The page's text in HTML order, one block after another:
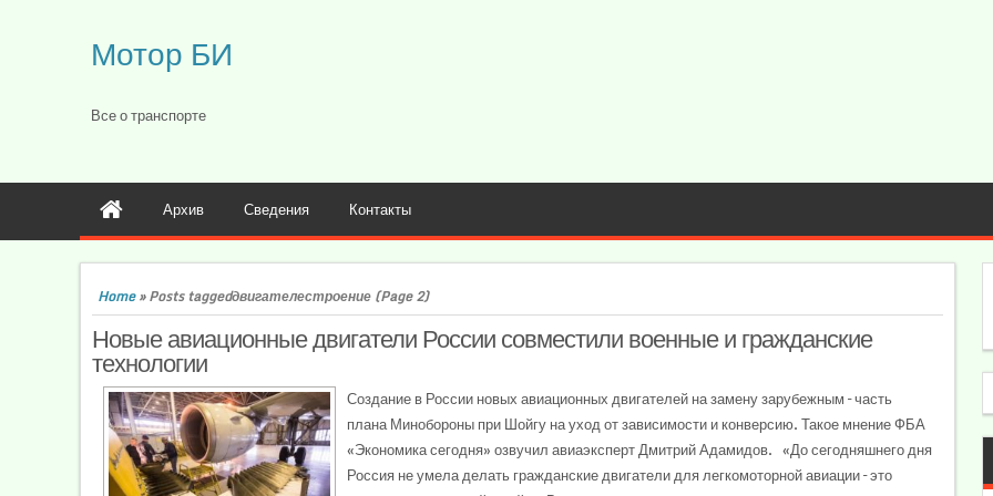
Мотор БИ
Все о транспорте
Архив Сведения Контакты
Home»Posts taggedдвигателестроение (Page 2)
Новые авиационные двигатели России совместили военные и гражданские
технологии
Создание в России новых авиационных двигателей на замену зарубежным – часть
плана Минобороны при Шойгу на уход от зависимости и конверсию. Такое мнение ФБА
«Экономика сегодня» озвучил авиаэксперт Дмитрий Адамидов. «До сегодняшнего дня
Россия не умела делать гражданские двигатели для легкомоторной авиации – это